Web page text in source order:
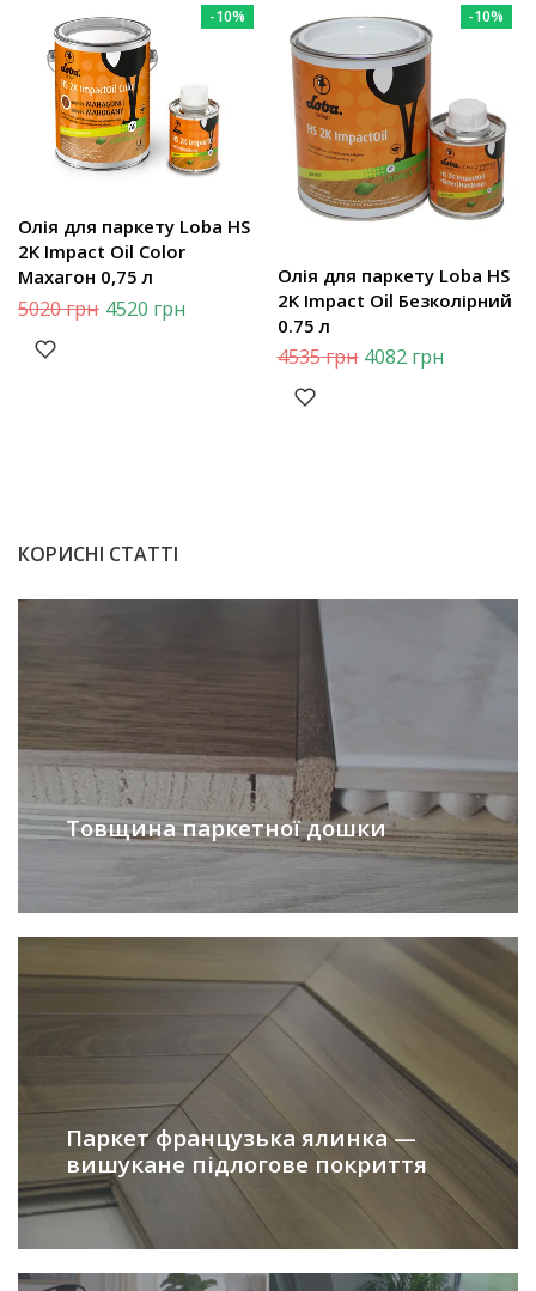
-10%
Олія для паркету Loba HS
2K Impact Oil Color
Махагон 0,75 л
5020грн 4520 грн
-10%
Олія для паркету Loba HS
2K Impact Oil Безколірний
0.75 л
4535грн 4082 грн
КОРИСНІ СТАТТІ
Товщина паркетної дошки
Паркет французька ялинка —
вишукане підлогове покриття